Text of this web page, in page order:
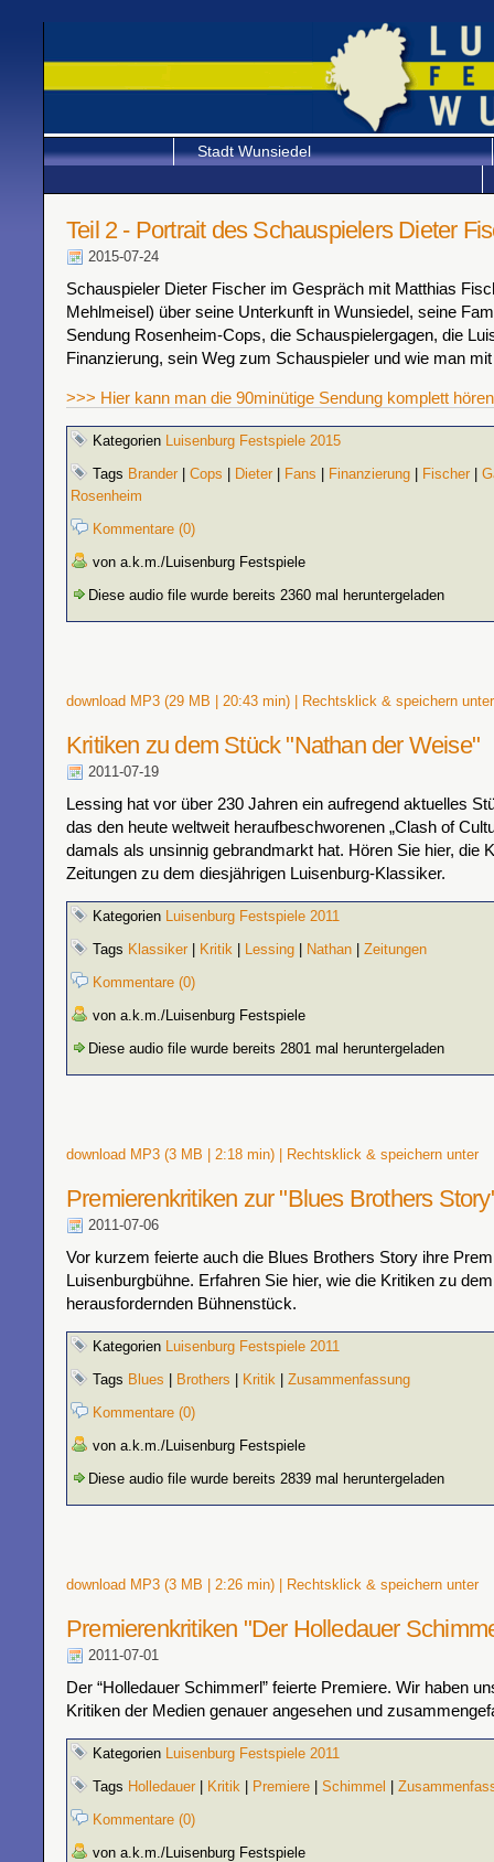
Stadt Wunsiedel
Teil 2 - Portrait des Schauspielers Dieter
2015-07-24
Schauspieler Dieter Fischer im Gespräch mit Matthias
Mehlmeisel) über seine Unterkunft in Wunsiedel, seine
Sendung Rosenheim-Cops, die Schauspielergagen, die
Finanzierung, sein Weg zum Schauspieler und wie man
>>> Hier kann man die 90minütige Sendung komplett hören
Kategorien Luisenburg Festspiele 2015
Tags Brander Cops Dieter Fans Finanzierung Fischer
Rosenheim
Kommentare (0)
von a.k.m./Luisenburg Festspiele
Diese audio file wurde bereits 2360 mal heruntergeladen
download MP3 (29 MB | 20:43 min) | Rechtsklick & speichern unter
Kritiken zu dem Stück "Nathan der Weise"
2011-07-19
Lessing hat vor über 230 Jahren ein aufregend aktuelles
das den heute weltweit heraufbeschworenen „Clash of
damals als unsinnig gebrandmarkt hat. Hören Sie hier, die
Zeitungen zu dem diesjährigen Luisenburg-Klassiker.
Kategorien Luisenburg Festspiele 2011
Tags Klassiker Kritik Lessing Nathan
Zeitungen
Kommentare (0)
von a.k.m./Luisenburg Festspiele
Diese audio file wurde bereits 2801 mal heruntergeladen
download MP3 (3 MB | 2:18 min) | Rechtsklick & speichern unter
Premierenkritiken zur "Blues Brothers
2011-07-06
Vor kurzem feierte auch die Blues Brothers Story ihre
Luisenburgbühne. Erfahren Sie hier, wie die Kritiken zu
herausfordernden Bühnenstück.
Kategorien Luisenburg Festspiele 2011
Tags Blues Brothers Kritik
Zusammenfassung
Kommentare (0)
von a.k.m./Luisenburg Festspiele
Diese audio file wurde bereits 2839 mal heruntergeladen
download MP3 (3 MB | 2:26 min) | Rechtsklick & speichern unter
Premierenkritiken "Der Holledauer
2011-07-01
Der “Holledauer Schimmerl” feierte Premiere. Wir haben
Kritiken der Medien genauer angesehen und
Kategorien Luisenburg Festspiele 2011
Tags Holledauer Kritik Premiere Schimmel
Kommentare (0)
von a.k.m./Luisenburg Festspiele